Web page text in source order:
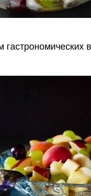
гастрономических